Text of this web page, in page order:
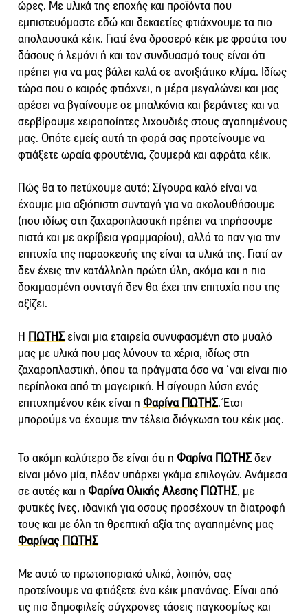
ώρες. Με υλικά της εποχής και προϊόντα που
εμπιστευόμαστε εδώ και δεκαετίες φτιάχνουμε τα πιο
απολαυστικά κέικ. Γιατί ένα δροσερό κέικ με φρούτα του
δάσους ή λεμόνι ή και τον συνδυασμό τους είναι ότι
πρέπει για να μας βάλει καλά σε ανοιξιάτικο κλίμα. Ιδίως
τώρα που ο καιρός φτιάχνει, η μέρα μεγαλώνει και μας
αρέσει να βγαίνουμε σε μπαλκόνια και βεράντες και να
σερβίρουμε χειροποίητες λιχουδιές στους αγαπημένους
μας. Οπότε εμείς αυτή τη φορά σας προτείνουμε να
φτιάξετε ωραία φρουτένια, ζουμερά και αφράτα κέικ.
Πώς θα το πετύχουμε αυτό; Σίγουρα καλό είναι να
έχουμε μια αξιόπιστη συνταγή για να ακολουθήσουμε
(που ιδίως στη ζαχαροπλαστική πρέπει να τηρήσουμε
πιστά και με ακρίβεια γραμμαρίου), αλλά το παν για την
επιτυχία της παρασκευής της είναι τα υλικά της. Γιατί αν
δεν έχεις την κατάλληλη πρώτη ύλη, ακόμα και η πιο
δοκιμασμένη συνταγή δεν θα έχει την επιτυχία που της
αξίζει.
Η ΓΙΩΤΗΣ είναι μια εταιρεία συνυφασμένη στο μυαλό
μας με υλικά που μας λύνουν τα χέρια, ιδίως στη
ζαχαροπλαστική, όπου τα πράγματα όσο να ‘ναι είναι πιο
περίπλοκα από τη μαγειρική. H σίγουρη λύση ενός
επιτυχημένου κέικ είναι η Φαρίνα ΓΙΩΤΗΣ. Έτσι
μπορούμε να έχουμε την τέλεια διόγκωση του κέικ μας.
Το ακόμη καλύτερο δε είναι ότι η Φαρίνα ΓΙΩΤΗΣδεν
είναι μόνο μία, πλέον υπάρχει γκάμα επιλογών. Ανάμεσα
σε αυτές και η Φαρίνα Ολικής Αλεσης ΓΙΩΤΗΣ, με
φυτικές ίνες, ιδανική για οσους προσέχουν τη διατροφή
τους και με όλη τη θρεπτική αξία της αγαπημένης μας
Φαρίνας ΓΙΩΤΗΣ
Με αυτό το πρωτοποριακό υλικό, λοιπόν, σας
προτείνουμε να φτιάξετε ένα κέικ μπανάνας. Είναι από
τις πιο δημοφιλείς σύγχρονες τάσεις παγκοσμίως και